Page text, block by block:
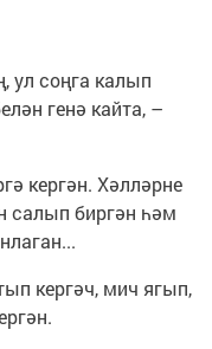
ул соңга калып
генә кайта, –
кергән. Хәлләрне
салып биргән һәм
кергәч, мич ягып,